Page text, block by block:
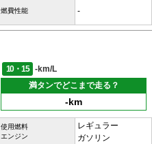
燃費性能 -
10・15
-km/L
満タンでどこまで走る？
-km
使用燃料
エンジン
レギュラー
ガソリン